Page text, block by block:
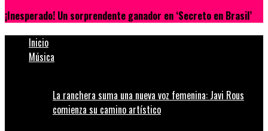
¡Inesperado! Un sorprendente ganador en ‘Secreto en Brasil’
Inicio
Música
La ranchera suma una nueva voz femenina: Javi Rous
comienza su camino artístico